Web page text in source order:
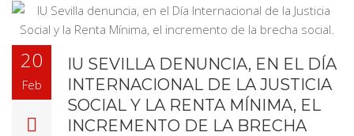
20
Feb
IU SEVILLA DENUNCIA, EN EL DÍA
INTERNACIONAL DE LA JUSTICIA
SOCIAL Y LA RENTA MÍNIMA, EL
INCREMENTO DE LA BRECHA